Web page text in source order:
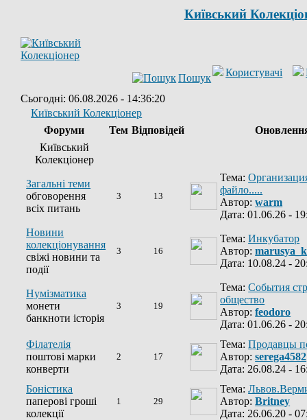
Київський
Пошук Користувачі
Сьогодні: 06.08.2026 - 14:36:20
Київський Колекціонер
Форуми
Тем Відповідей
Київський
Колекціонер
Загальні теми
обговорення
всіх питань
3 13
Тема:
файло.....
Автор:warm
Дата: 01.06.26 -
Новини
колекціонування
свіжі новини та
події
3 16
Тема:Инкубатор
Автор:
Дата: 10.08.24 -
Нумізматика
монети
банкноти історія
3 19
Тема:События
общество
Автор:feodoro
Дата: 01.06.26 -
Філателія
поштові марки
конверти
2 17
Тема:Продавцы
Автор:serega4582
Дата: 26.08.24 -
Боністика
паперові гроші
колекції
1 29
Тема:
Автор:Britney
Дата: 26.06.20 -